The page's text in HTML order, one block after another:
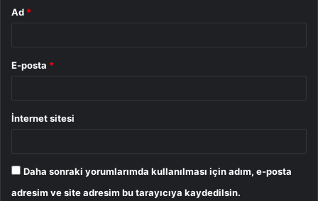
Ad *
E-posta *
İnternet sitesi
Daha sonraki yorumlarımda kullanılması için adım, e-posta
adresim ve site adresim bu tarayıcıya kaydedilsin.